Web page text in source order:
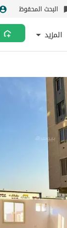
البحث المحفوظ
المزيد